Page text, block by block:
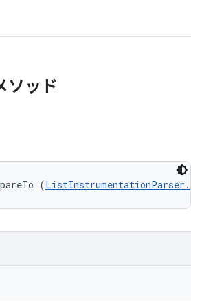
ソッド
(